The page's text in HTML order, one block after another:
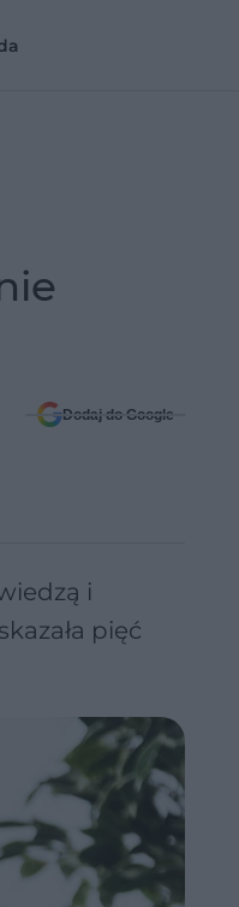
Dodaj do Google
i
pięć